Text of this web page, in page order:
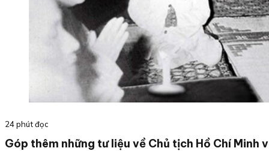
24 phút đọc
Góp thêm những tư liệu về Chủ tịch Hồ Chí Minh